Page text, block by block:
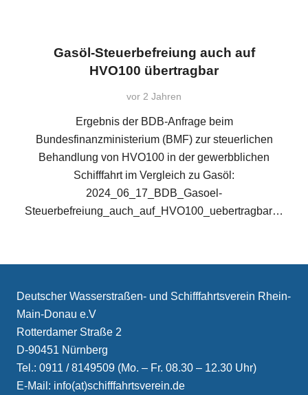
Gasöl-Steuerbefreiung auch auf
HVO100 übertragbar
vor 2 Jahren
Ergebnis der BDB-Anfrage beim
Bundesfinanzministerium (BMF) zur steuerlichen
Behandlung von HVO100 in der gewerbblichen
Schifffahrt im Vergleich zu Gasöl:
2024_06_17_BDB_Gasoel-
Steuerbefreiung_auch_auf_HVO100_uebertragbar…
Deutscher Wasserstraßen- und Schifffahrtsverein Rhein-
Main-Donau e.V
Rotterdamer Straße 2
D-90451 Nürnberg
Tel.: 0911 / 8149509 (Mo. – Fr. 08.30 – 12.30 Uhr)
E-Mail: info(at)schifffahrtsverein.de